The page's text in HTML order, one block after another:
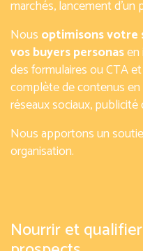
marchés, lancement
Nous optimisons votre
vos buyers personas
des formulaires ou CTA
complète de contenus
réseaux sociaux, publicité
Nous apportons un
organisation.
Nourrir et